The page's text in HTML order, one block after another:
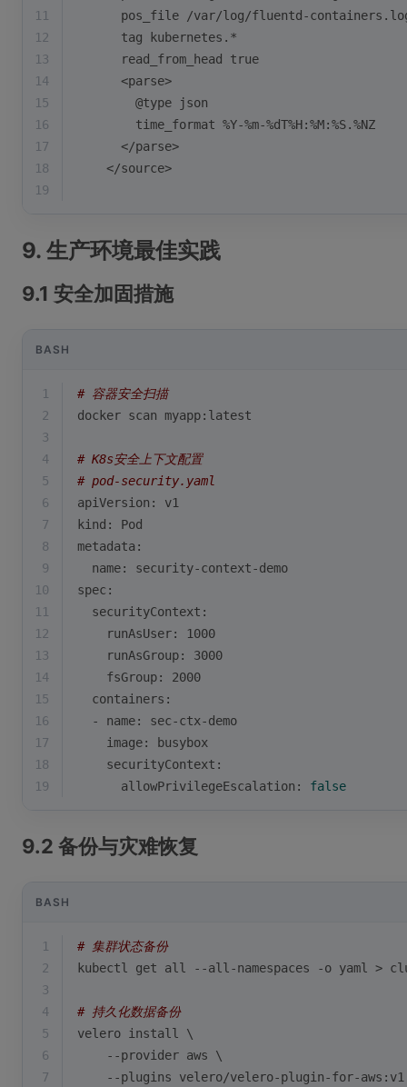
11
pos_file /var/log/fluentd-
12
      tag kubernetes.*
13
      read_from_head true
14
      <parse>
15
        @type json
16
        time_format %Y-%m-%dT%H:%M:%S.%NZ
17
      </parse>
18
    </source>
19
9. 生产环境最佳实践
9.1 安全加固措施
BASH
1
# 容器安全扫描
2
docker scan myapp:latest
3
4
# K8s安全上下文配置
5
# pod-security.yaml
6
apiVersion: v1
7
kind: Pod
8
metadata:
9
  name: security-context-demo
10
spec:
11
  securityContext:
12
    runAsUser: 1000
13
    runAsGroup: 3000
14
    fsGroup: 2000
15
  containers:
16
  - name: sec-ctx-demo
17
    image: busybox
18
    securityContext:
19
      allowPrivilegeEscalation:
false
9.2 备份与灾难恢复
BASH
1
# 集群状态备份
2
kubectl get all --all-namespaces -o yaml >
3
4
# 持久化数据备份
5
velero install \
6
    --provider aws \
7
--plugins velero/velero-plugin-for-